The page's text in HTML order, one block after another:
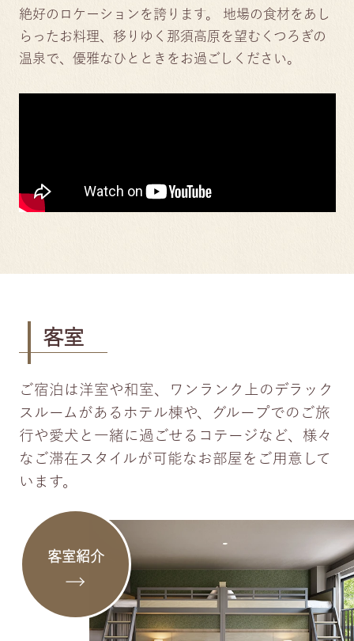
絶好のロケーションを誇ります。
地場の食材をあし
らったお料理、移りゆく那須高原を望むくつろぎの
温泉で、優雅なひとときをお過ごしください。
客室
ご宿泊は洋室や和室、ワンランク上のデラック
スルームがあるホテル棟や、グループでのご旅
行や愛犬と一緒に過ごせるコテージなど、様々
なご滞在スタイルが可能なお部屋をご用意して
います。
客室紹介